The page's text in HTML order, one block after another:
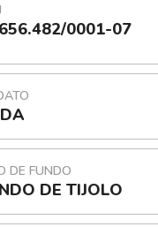
0001-07
DE FUNDO
DE TIJOLO